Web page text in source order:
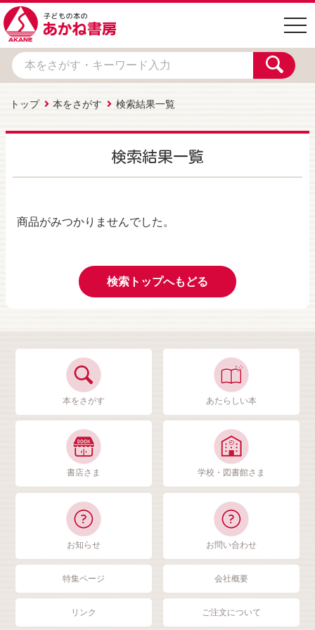
トップ 本をさがす 検索結果一覧
検索結果一覧
商品がみつかりませんでした。
検索トップへもどる
本をさがす あたらしい本
書店さま 学校・図書館さま
お知らせ お問い合わせ
特集ページ 会社概要
リンク ご注文について